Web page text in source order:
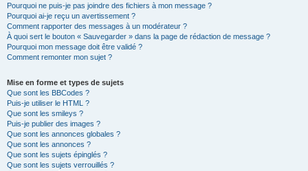
Pourquoi ne puis-je pas joindre des fichiers à mon message ?
Pourquoi ai-je reçu un avertissement ?
Comment rapporter des messages à un modérateur ?
À quoi sert le bouton « Sauvegarder » dans la page de rédaction de message ?
Pourquoi mon message doit être validé ?
Comment remonter mon sujet ?
Mise en forme et types de sujets
Que sont les BBCodes ?
Puis-je utiliser le HTML ?
Que sont les smileys ?
Puis-je publier des images ?
Que sont les annonces globales ?
Que sont les annonces ?
Que sont les sujets épinglés ?
Que sont les sujets verrouillés ?